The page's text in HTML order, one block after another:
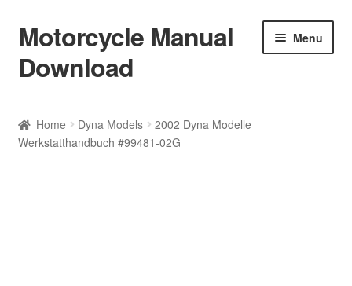
Skip
to
navigation
Skip
to
content
Motorcycle Manual
Download
Menu
Shop
Home Dyna Models
2002 Dyna Modelle
Werkstatthandbuch #99481-02G